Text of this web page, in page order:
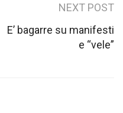
NEXT POST
E’ bagarre su manifesti
e “vele”